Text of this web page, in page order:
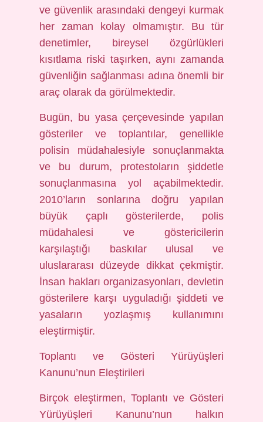
ve güvenlik arasındaki dengeyi kurmak
her zaman kolay olmamıştır. Bu tür
denetimler, bireysel özgürlükleri
kısıtlama riski taşırken, aynı zamanda
güvenliğin sağlanması adına önemli bir
araç olarak da görülmektedir.
Bugün, bu yasa çerçevesinde yapılan
gösteriler ve toplantılar, genellikle
polisin müdahalesiyle sonuçlanmakta
ve bu durum, protestoların şiddetle
sonuçlanmasına yol açabilmektedir.
2010’ların sonlarına doğru yapılan
büyük çaplı gösterilerde, polis
müdahalesi ve göstericilerin
karşılaştığı baskılar ulusal ve
uluslararası düzeyde dikkat çekmiştir.
İnsan hakları organizasyonları, devletin
gösterilere karşı uyguladığı şiddeti ve
yasaların yozlaşmış kullanımını
eleştirmiştir.
Toplantı ve Gösteri Yürüyüşleri
Kanunu’nun Eleştirileri
Birçok eleştirmen, Toplantı ve Gösteri
Yürüyüşleri Kanunu’nun halkın